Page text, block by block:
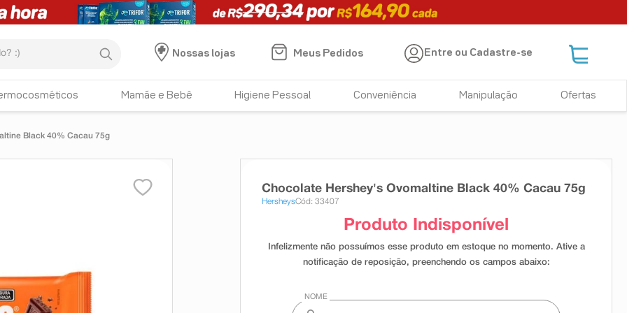
Nossas lojas
Meus Pedidos Entre ou Cadastre-se
Mamãe e Bebê Higiene Pessoal Conveniência Manipulação Ofertas
Black 40% Cacau 75g
Chocolate Hershey's Ovomaltine Black 40% Cacau 75g
HersheysCód: 33407